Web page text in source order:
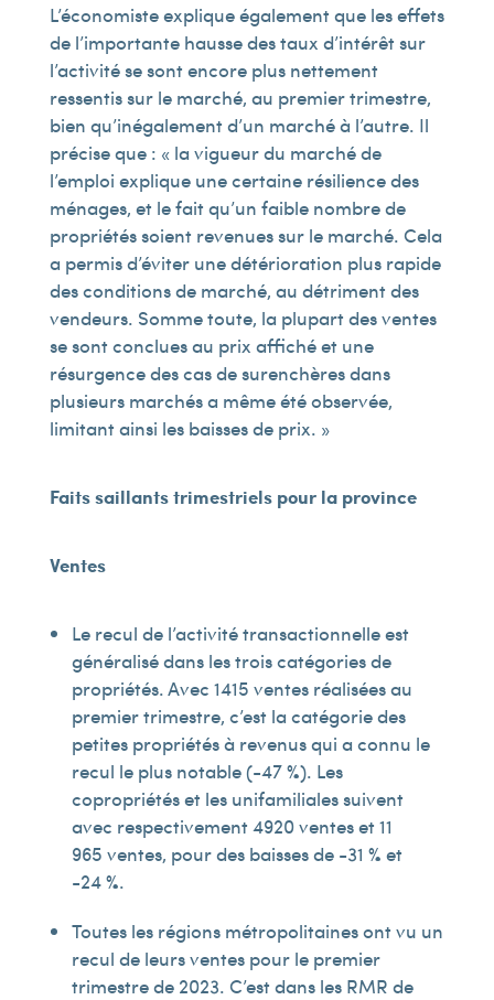
L’économiste explique également que les effets
de l’importante hausse des taux d’intérêt sur
l’activité se sont encore plus nettement
ressentis sur le marché, au premier trimestre,
bien qu’inégalement d’un marché à l’autre. Il
précise que : « la vigueur du marché de
l’emploi explique une certaine résilience des
ménages, et le fait qu’un faible nombre de
propriétés soient revenues sur le marché. Cela
a permis d’éviter une détérioration plus rapide
des conditions de marché, au détriment des
vendeurs. Somme toute, la plupart des ventes
se sont conclues au prix affiché et une
résurgence des cas de surenchères dans
plusieurs marchés a même été observée,
limitant ainsi les baisses de prix. »
Faits saillants trimestriels pour la province
Ventes
Le recul de l’activité transactionnelle est
généralisé dans les trois catégories de
propriétés. Avec 1 415 ventes réalisées au
premier trimestre, c’est la catégorie des
petites propriétés à revenus qui a connu le
recul le plus notable (-47 %). Les
copropriétés et les unifamiliales suivent
avec respectivement 4 920 ventes et 11
965 ventes, pour des baisses de -31 % et
-24 %.
Toutes les régions métropolitaines ont vu un
recul de leurs ventes pour le premier
trimestre de 2023. C’est dans les RMR de